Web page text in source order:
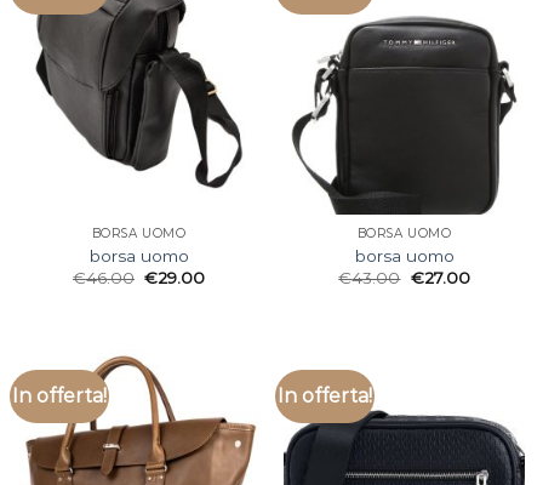
BORSA UOMO
borsa uomo
€46.00 €29.00
BORSA UOMO
borsa uomo
€43.00 €27.00
In offerta! In offerta!